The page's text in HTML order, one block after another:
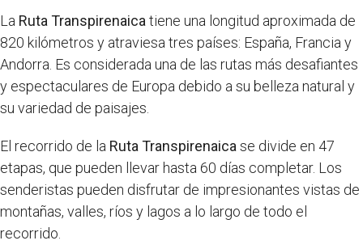
La Ruta Transpirenaica tiene una longitud aproximada de
820 kilómetros y atraviesa tres países: España, Francia y
Andorra. Es considerada una de las rutas más desafiantes
y espectaculares de Europa debido a su belleza natural y
su variedad de paisajes.
El recorrido de la Ruta Transpirenaica se divide en 47
etapas, que pueden llevar hasta 60 días completar. Los
senderistas pueden disfrutar de impresionantes vistas de
montañas, valles, ríos y lagos a lo largo de todo el
recorrido.